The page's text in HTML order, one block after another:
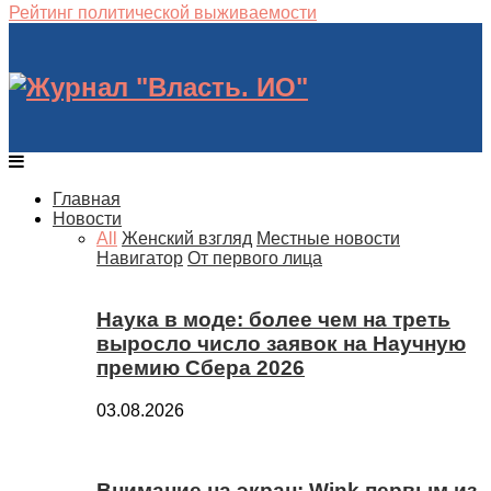
Рейтинг политической выживаемости
Главная
Новости
All
Женский взгляд Местные новости
Навигатор От первого лица
Наука в моде: более чем на треть
выросло число заявок на Научную
премию Сбера 2026
03.08.2026